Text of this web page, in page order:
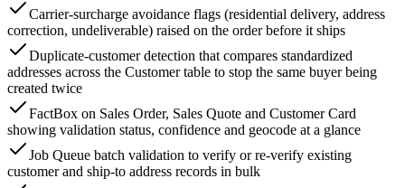
Carrier-surcharge avoidance flags (residential delivery, address
correction, undeliverable) raised on the order before it ships
Duplicate-customer detection that compares standardized
addresses across the Customer table to stop the same buyer being
created twice
FactBox on Sales Order, Sales Quote and Customer Card
showing validation status, confidence and geocode at a glance
Job Queue batch validation to verify or re-verify existing
customer and ship-to address records in bulk